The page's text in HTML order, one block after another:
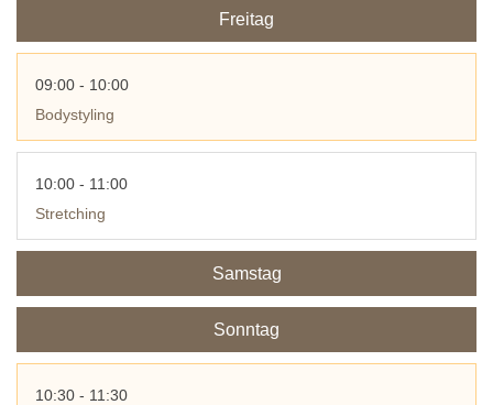
Freitag
09:00 - 10:00
Bodystyling
10:00 - 11:00
Stretching
Samstag
Sonntag
10:30 - 11:30